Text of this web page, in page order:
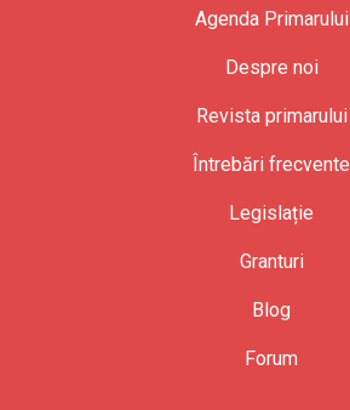
Agenda Primarului
Despre noi
Revista primarului
Întrebări frecvente
Legislație
Granturi
Blog
Forum